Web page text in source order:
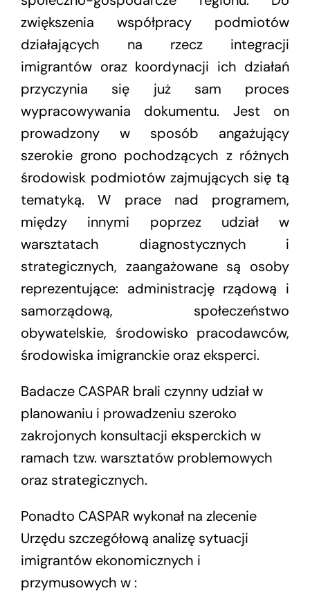
zwiększenia współpracy podmiotów
działających na rzecz integracji
imigrantów oraz koordynacji ich działań
przyczynia się już sam proces
wypracowywania dokumentu. Jest on
prowadzony w sposób angażujący
szerokie grono pochodzących z różnych
środowisk podmiotów zajmujących się tą
tematyką. W prace nad programem,
między innymi poprzez udział w
warsztatach diagnostycznych i
strategicznych, zaangażowane są osoby
reprezentujące: administrację rządową i
samorządową, społeczeństwo
obywatelskie, środowisko pracodawców,
środowiska imigranckie oraz eksperci.
Badacze CASPAR brali czynny udział w
planowaniu i prowadzeniu szeroko
zakrojonych konsultacji eksperckich w
ramach tzw. warsztatów problemowych
oraz strategicznych.
Ponadto CASPAR wykonał na zlecenie
Urzędu szczegółową analizę sytuacji
imigrantów ekonomicznych i
przymusowych w :